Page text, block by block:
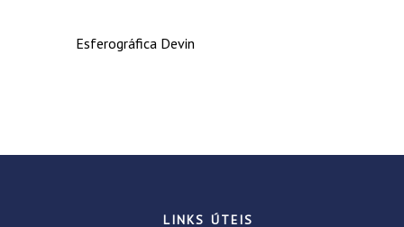
Esferográfica Devin
LINKS ÚTEIS